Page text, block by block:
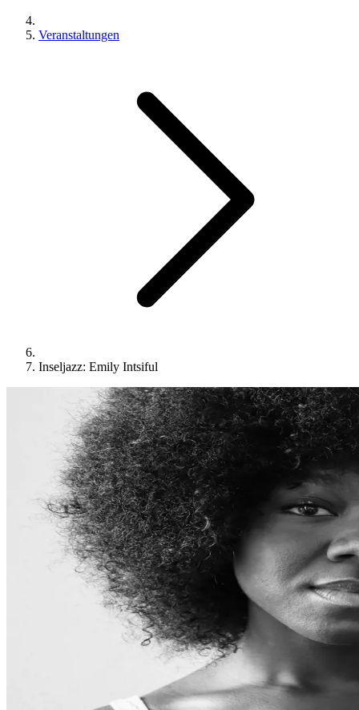
Veranstaltungen
Inseljazz: Emily Intsiful